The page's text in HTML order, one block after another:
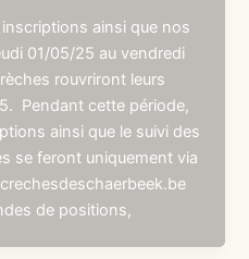
ainsi que nos
01/05/25 au vendredi
rouvriront leurs
Pendant cette période,
ainsi que le suivi des
se feront uniquement via
de positions,